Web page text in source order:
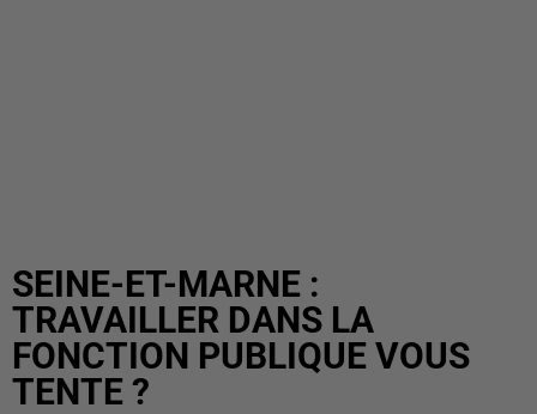
SEINE-ET-MARNE :
TRAVAILLER DANS LA
FONCTION PUBLIQUE VOUS
TENTE ?